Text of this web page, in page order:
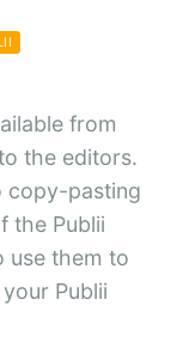
from
the editors.
copy-pasting
the Publii
use them to
Publii